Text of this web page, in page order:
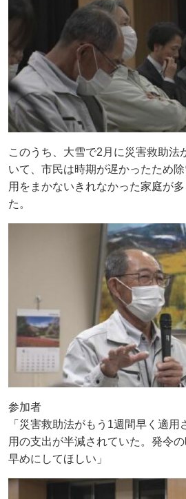
このうち、大雪で2月に災害救助法
いて、市民は時期が遅かったため
用をまかないきれなかった家庭が
た。
参加者
「災害救助法がもう1週間早く適
用の支出が半減されていた。発令
早めにしてほしい」